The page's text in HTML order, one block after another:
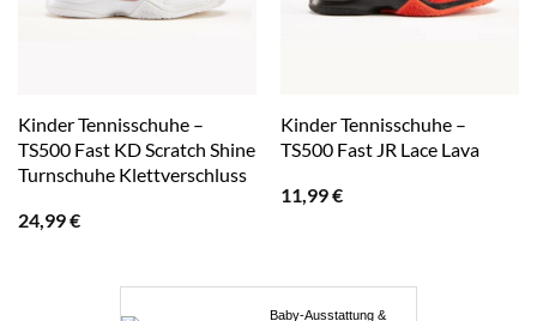
Kinder Tennisschuhe –
TS500 Fast KD Scratch Shine
Turnschuhe Klettverschluss
24,99€
Kinder Tennisschuhe –
TS500 Fast JR Lace Lava
11,99€
Baby-Ausstattung &